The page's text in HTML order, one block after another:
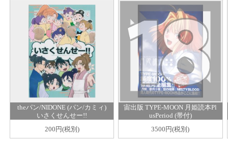
theパン/NIDONE (パン/カミィ)
いさくせんせー!!
200円(税別)
宙出版 TYPE-MOON 月姫読本Pl
usPeriod (帯付)
3500円(税別)